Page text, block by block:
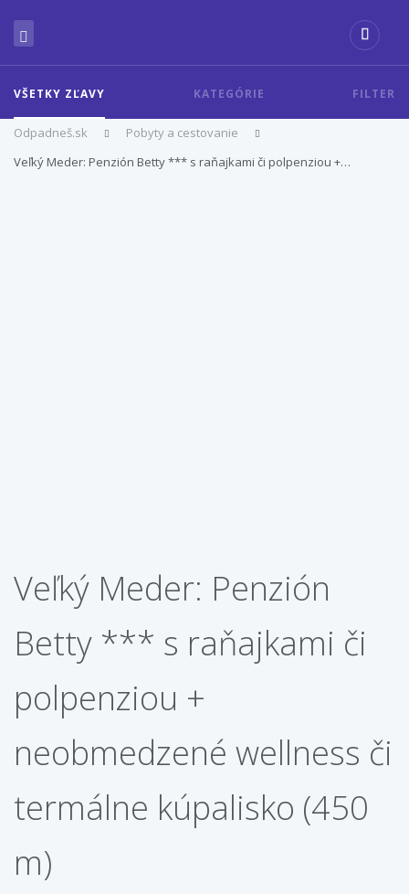
VŠETKY ZĽAVY KATEGÓRIE FILTER
Odpadneš.sk
Pobyty a cestovanie
Veľký Meder: Penzión Betty *** s raňajkami či polpenziou +…
Veľký Meder: Penzión
Betty *** s raňajkami či
polpenziou +
neobmedzené wellness či
termálne kúpalisko (450
m)